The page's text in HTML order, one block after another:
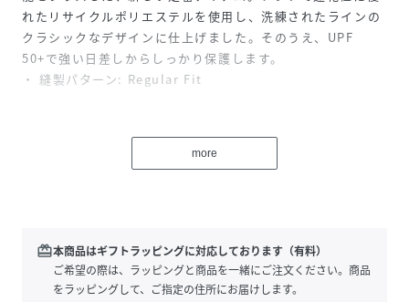
れたリサイクルポリエステルを使用し、洗練されたラインの
クラシックなデザインに仕上げました。そのうえ、UPF
50+で強い日差しからしっかり保護します。
・ 縫製パターン: Regular Fit
・ 100%リサイクルのポリエステル
・ 肌にソフトな伸縮性のある素材を使用
※Rakuten Fashionでの販売表記サイズは、アパレル：
EUROSサイズ、シューズ：UKサイズとなります。
モデル身長：164cm 着用サイズ：black PRT1,marine
more
redeem本商品はギフトラッピングに対応しております（有料）
ご希望の際は、ラッピングと商品を一緒にご注文ください。商品
をラッピングして、ご指定の住所にお届けします。